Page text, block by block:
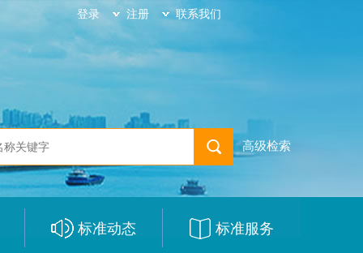
登录 注册 联系我们
高级检索
标准动态 标准服务